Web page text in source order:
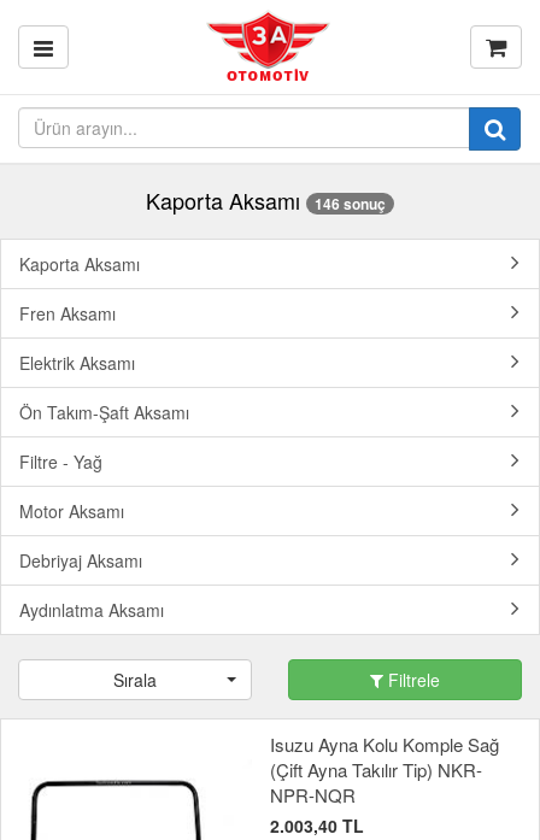
Kaporta Aksamı 146 sonuç
Kaporta Aksamı
Fren Aksamı
Elektrik Aksamı
Ön Takım-Şaft Aksamı
Filtre - Yağ
Motor Aksamı
Debriyaj Aksamı
Aydınlatma Aksamı
Sırala Filtrele
Isuzu Ayna Kolu Komple Sağ
(Çift Ayna Takılır Tip) NKR-
NPR-NQR
2.003,40 TL